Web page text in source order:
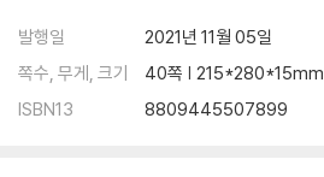
발행일
2021년 11월 05일
쪽수, 무게, 크기
40쪽 | 215*280*15mm
ISBN13
8809445507899